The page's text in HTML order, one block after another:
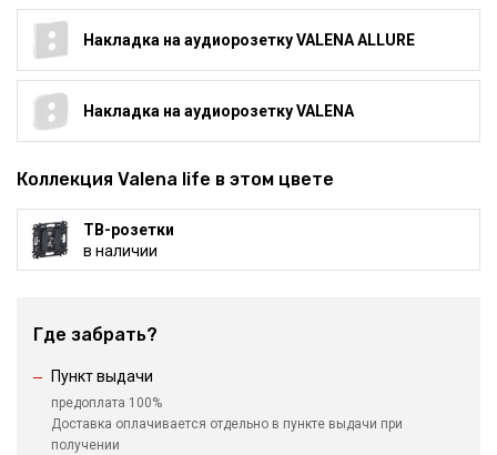
Накладка на аудиорозетку VALENA ALLURE
Накладка на аудиорозетку VALENA
Коллекция Valena life в этом цвете
ТВ-розетки
в наличии
Где забрать?
Пункт выдачи
предоплата 100%
Доставка оплачивается отдельно в пункте выдачи при
получении